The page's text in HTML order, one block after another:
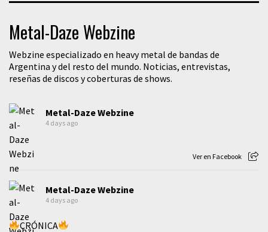
Metal-Daze Webzine
Webzine especializado en heavy metal de bandas de
Argentina y del resto del mundo. Noticias, entrevistas,
reseñas de discos y coberturas de shows.
Metal-Daze Webzine
4 days ago
Ver en Facebook
Metal-Daze Webzine
4 days ago
CRÓNICA